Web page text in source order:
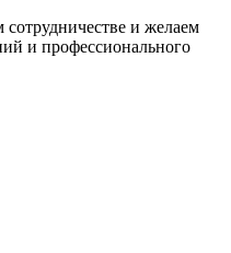
и желаем
и профессионального